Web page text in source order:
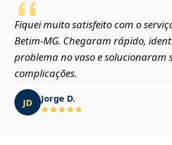
Fiquei muito satisfeito com o
Betim‑MG. Chegaram rápido,
problema no vaso e solucionaram
complicações.
JD Jorge D.